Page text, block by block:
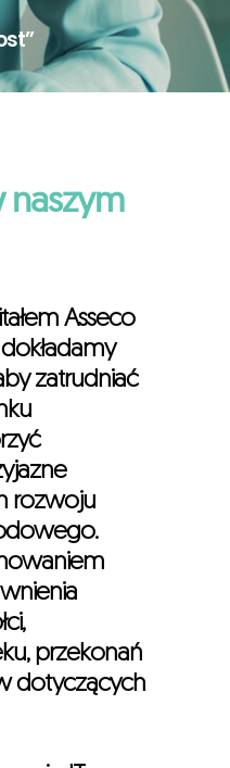
Asseco
zatrudniać
rozwoju
przekonań
dotyczących